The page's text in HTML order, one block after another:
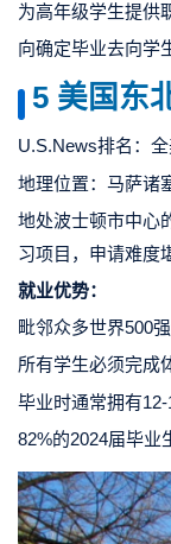
为高年级学生提供
向确定毕业去向学
5 美国 东
U.S.News排名：
地理位置：马萨诸
地处波士顿市中心
习项目，申请难度
就业优势：
毗邻众多世界500
所有学生必须完成
毕业时通常拥有
82%的2024届毕业